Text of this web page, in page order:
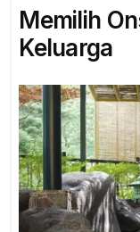
Memilih
Keluarga